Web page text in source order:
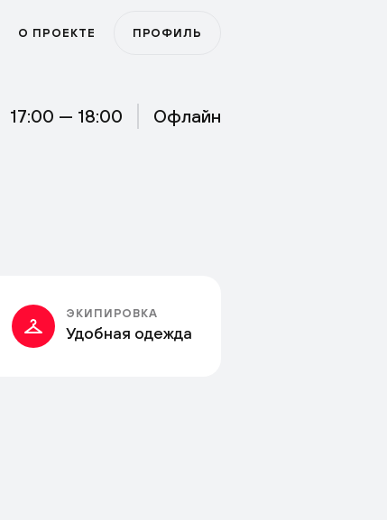
О ПРОЕКТЕ ПРОФИЛЬ
17:00 — 18:00 Офлайн
ЭКИПИРОВКА
Удобная одежда